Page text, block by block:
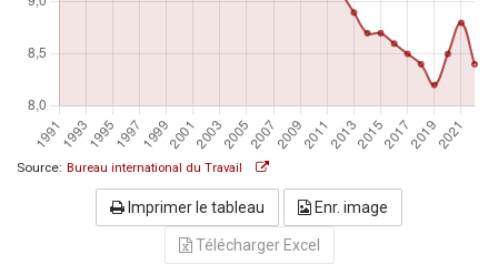
Source: Bureau international du Travail
Imprimer le tableau Enr. image
Télécharger Excel